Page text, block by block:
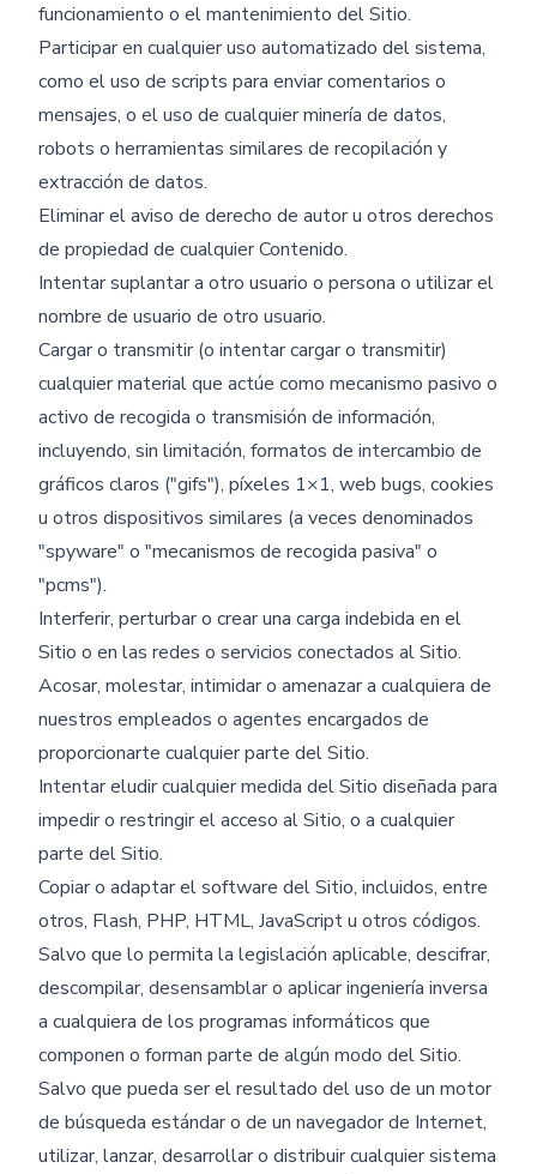
funcionamiento o el mantenimiento del Sitio.
Participar en cualquier uso automatizado del sistema,
como el uso de scripts para enviar comentarios o
mensajes, o el uso de cualquier minería de datos,
robots o herramientas similares de recopilación y
extracción de datos.
Eliminar el aviso de derecho de autor u otros derechos
de propiedad de cualquier Contenido.
Intentar suplantar a otro usuario o persona o utilizar el
nombre de usuario de otro usuario.
Cargar o transmitir (o intentar cargar o transmitir)
cualquier material que actúe como mecanismo pasivo o
activo de recogida o transmisión de información,
incluyendo, sin limitación, formatos de intercambio de
gráficos claros ("gifs"), píxeles 1×1, web bugs, cookies
u otros dispositivos similares (a veces denominados
"spyware" o "mecanismos de recogida pasiva" o
"pcms").
Interferir, perturbar o crear una carga indebida en el
Sitio o en las redes o servicios conectados al Sitio.
Acosar, molestar, intimidar o amenazar a cualquiera de
nuestros empleados o agentes encargados de
proporcionarte cualquier parte del Sitio.
Intentar eludir cualquier medida del Sitio diseñada para
impedir o restringir el acceso al Sitio, o a cualquier
parte del Sitio.
Copiar o adaptar el software del Sitio, incluidos, entre
otros, Flash, PHP, HTML, JavaScript u otros códigos.
Salvo que lo permita la legislación aplicable, descifrar,
descompilar, desensamblar o aplicar ingeniería inversa
a cualquiera de los programas informáticos que
componen o forman parte de algún modo del Sitio.
Salvo que pueda ser el resultado del uso de un motor
de búsqueda estándar o de un navegador de Internet,
utilizar, lanzar, desarrollar o distribuir cualquier sistema